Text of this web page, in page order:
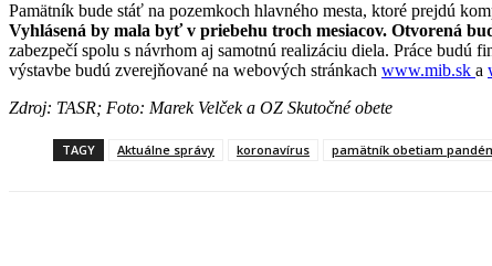
Pamätník bude stáť na pozemkoch hlavného mesta, ktoré prejdú
Vyhlásená by mala byť v priebehu troch mesiacov. Otvorená
zabezpečí spolu s návrhom aj samotnú realizáciu diela. Práce
výstavbe budú zverejňované na webových stránkach www.mib.sk a
Zdroj: TASR; Foto: Marek Velček a OZ Skutočné obete
TAGY Aktuálne správy koronavírus pamätník obetiam